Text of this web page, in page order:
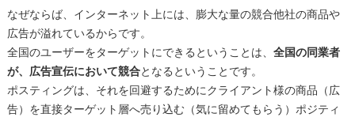
なぜならば、インターネット上には、膨大な量の競合他社の商品や
広告が溢れているからです。
全国のユーザーをターゲットにできるということは、 全国の同業者
が、広告宣伝において競合となるということです。
ポスティングは、それを回避するためにクライアント様の商品（広
告）を直接ターゲット層へ売り込む（気に留めてもらう）ポジティ